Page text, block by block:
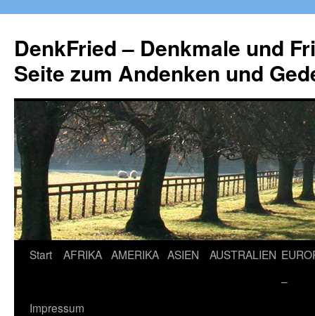
springen
DenkFried – Denkmale und
Seite zum Andenken und
Start AFRIKA AMERIKA ASIEN AUSTRALIEN
–
Impressum